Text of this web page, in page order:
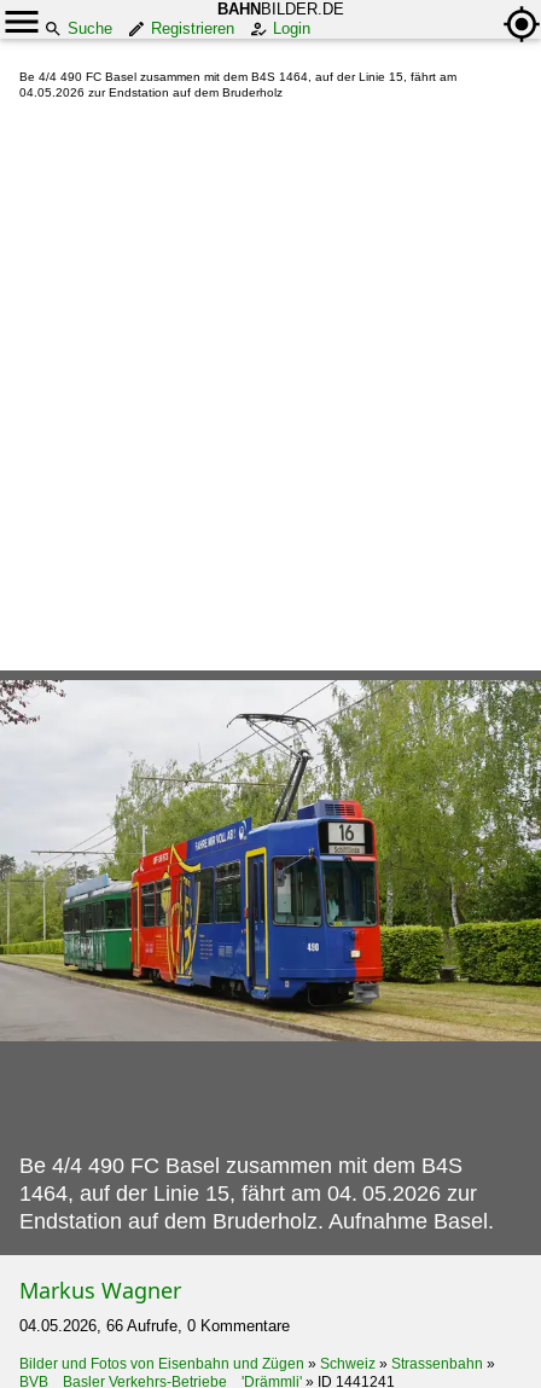
BAHN BILDER.DE
Suche
Registrieren Login
Be 4/4 490 FC Basel zusammen mit dem B4S 1464, auf der Linie 15, fährt am
04.05.2026 zur Endstation auf dem Bruderholz
Be 4/4 490 FC Basel zusammen mit dem B4S
1464, auf der Linie 15, fährt am 04. 05.2026 zur
Endstation auf dem Bruderholz. Aufnahme Basel.
Markus Wagner
04.05.2026, 66 Aufrufe, 0 Kommentare
Bilder und Fotos von Eisenbahn und Zügen » Schweiz » Strassenbahn »
BVB Basler Verkehrs-Betriebe 'Drämmli' » ID 1441241